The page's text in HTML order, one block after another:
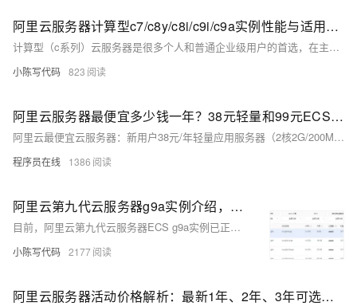
阿里云服务器计算型c7/c8y/c8i/c9i/c9a实例性能与适用场景对比，新手选购指南参考
计算型（c系列）云服务器是很多个人和普通企业级用户的首选，在主售的计算型实例中，以计算型c7、计算型c8y、计算型c8i、计算型c9i、计算型c9a实例为主。然而，对于许多新手用户而言，面对这些名称相近的计算型实例，往往难以清晰分辨它们之间的差异。为了帮助广大用户更好地了解这些计算型实例的特点，本文将围绕实例规格、CPU（核）、内存（G）、计算能力、存储性能、网络性能等多个维度，对这些计算型实例做个对比，以供选择参考。
小陈写代码 823
阿里云服务器最便宜多少钱一年？38元轻量和99元ECS机型对比，哪台更优惠？
阿里云最便宜云服务器：新用户38元/年轻量应用服务器（2核2G/200M峰值带宽/40G ESSD），老用户99元/年ECS经济型e实例（2核2G/3M固定带宽/40G ESSD Entry）。配置相近，轻量限新用户，ECS新老用户皆可，续费同价。单机应用首选轻量，需高可用架构选ECS。
程序员在线 1386
阿里云第九代云服务器g9a实例介绍，可适用于Web、数据库系统、区块链等相关应用
目前，阿里云第九代云服务器ECS g9a实例已正式商业化，且开启了首次活动，g9a实例基于阿里云自研 CIPU 架构，搭配 AMD Turin Classic 处理器，最高睿频 4.1 GHz；是专为数据库、区块链、金融量化以及其他对 CPU 高主频有要求的场景而打造的企业级实例产品。本文对g9a实例做个介绍。
小陈写代码 2177
阿里云服务器活动价格解析：最新1年、2年、3年可选实例规格及具体价格参考